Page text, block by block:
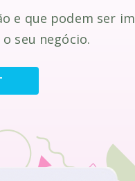
e que podem ser
seu negócio.